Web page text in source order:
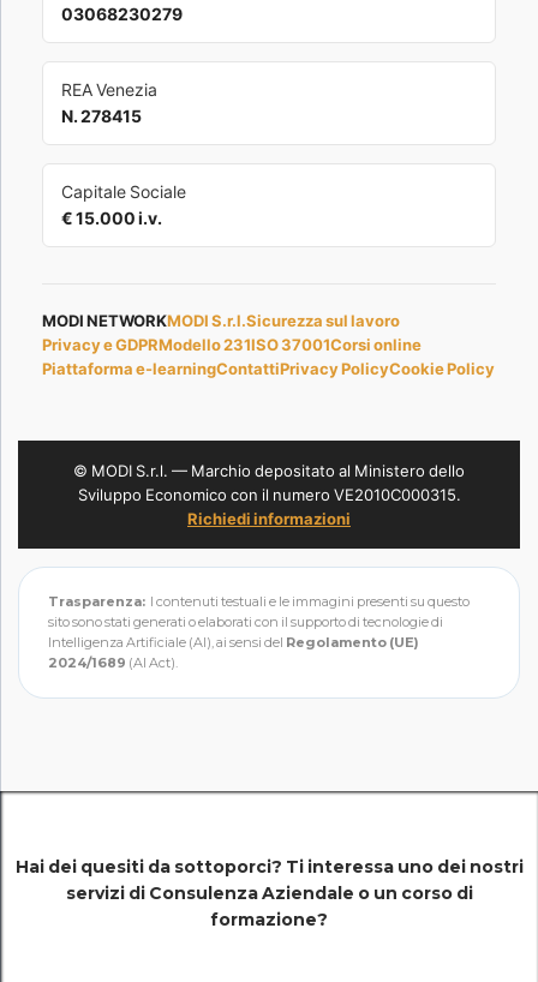
03068230279
REA Venezia
N. 278415
Capitale Sociale
€ 15.000 i.v.
MODI NETWORKMODI S.r.l.Sicurezza sul lavoro
Privacy e GDPRModello 231ISO 37001Corsi online
Piattaforma e-learningContattiPrivacy PolicyCookie Policy
© MODI S.r.l. — Marchio depositato al Ministero dello
Sviluppo Economico con il numero VE2010C000315.
Richiedi informazioni
Trasparenza: I contenuti testuali e le immagini presenti su questo
sito sono stati generati o elaborati con il supporto di tecnologie di
Intelligenza Artificiale (AI), ai sensi del Regolamento (UE)
2024/1689 (AI Act).
Hai dei quesiti da sottoporci? Ti interessa uno dei nostri
servizi di Consulenza Aziendale o un corso di
formazione?